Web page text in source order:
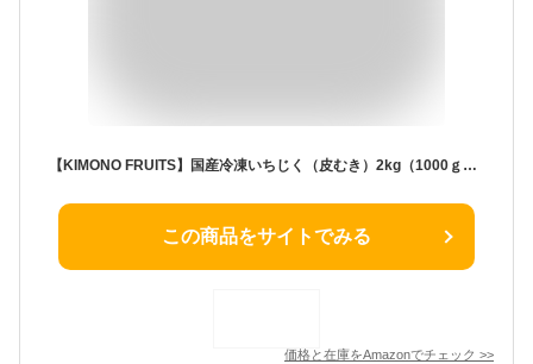
【KIMONO FRUITS】国産冷凍いちじく（皮むき）2kg（1000ｇ×2）（徳島、和歌山産、兵庫産など）国産 完熟いちじくの皮をむき、カットしています。
この商品をサイトでみる
価格と在庫をAmazonでチェック >>